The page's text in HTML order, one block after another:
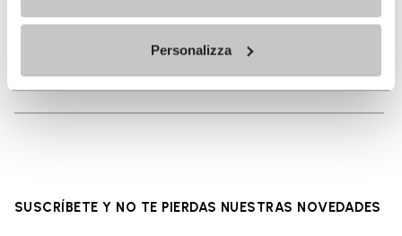
Personalizza
Ruta Free Rider, El Capitan
SUSCRÍBETE Y NO TE PIERDAS NUESTRAS NOVEDADES